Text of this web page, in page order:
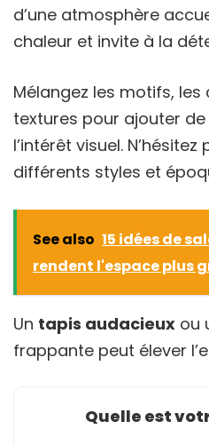
d’une atmosphère
chaleur et invite à la
Mélangez les motifs, les
textures pour ajouter
l’intérêt visuel.
différents styles et
See also 15 idées de
rendent l'espace plus
Un tapis audacieux ou
frappante peut élever
Quelle est